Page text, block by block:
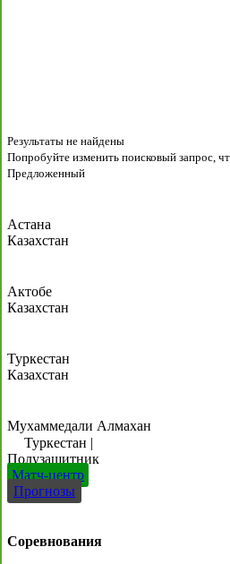
Результаты не найдены
Попробуйте изменить поисковый запрос,
Предложенный
Астана
Казахстан
Актобе
Казахстан
Туркестан
Казахстан
Мухаммедали Алмахан
Туркестан |
Полузащитник
Матч-центр
Прогнозы
Соревнования